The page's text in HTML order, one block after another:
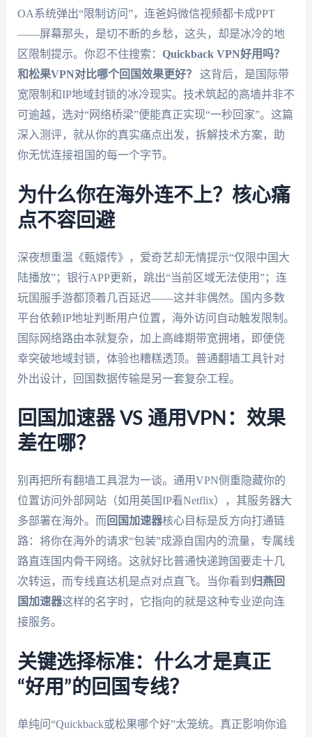
OA系统弹出“限制访问”，连爸妈微信视频都卡成PPT
——屏幕那头，是切不断的乡愁，这头，却是冰冷的地
区限制提示。你忍不住搜索： Quickback VPN好用吗？
和松果VPN对比哪个回国效果更好？
这背后，是国际带
宽限制和IP地域封锁的冰冷现实。技术筑起的高墙并非不
可逾越，选对“网络桥梁”便能真正实现“一秒回家”。这篇
深入测评，就从你的真实痛点出发，拆解技术方案，助
你无忧连接祖国的每一个字节。
为什么你在海外连不上？核心痛
点不容回避
深夜想重温《甄嬛传》，爱奇艺却无情提示“仅限中国大
陆播放”；银行APP更新，跳出“当前区域无法使用”；连
玩国服手游都顶着几百延迟——这并非偶然。国内多数
平台依赖IP地址判断用户位置，海外访问自动触发限制。
国际网络路由本就复杂，加上高峰期带宽拥堵，即便侥
幸突破地域封锁，体验也糟糕透顶。普通翻墙工具针对
外出设计，回国数据传输是另一套复杂工程。
回国加速器 VS 通用VPN：效果
差在哪？
别再把所有翻墙工具混为一谈。通用VPN侧重隐藏你的
位置访问外部网站（如用英国IP看Netflix），其服务器大
多部署在海外。而 回国加速器核心目标是反方向打通链
路：将你在海外的请求“包装”成源自国内的流量，专属线
路直连国内骨干网络。这就好比普通快递跨国要走十几
次转运，而专线直达机是点对点直飞。当你看到 归燕回
国加速器这样的名字时，它指向的就是这种专业逆向连
接服务。
关键选择标准：什么才是真正
“好用”的回国专线？
单纯问“Quickback或松果哪个好”太笼统。真正影响你追